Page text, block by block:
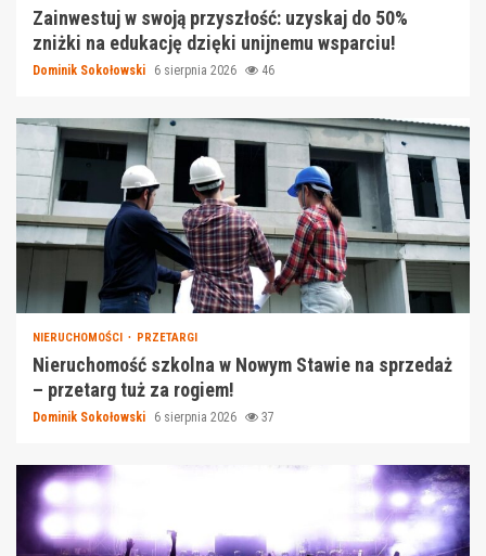
Zainwestuj w swoją przyszłość: uzyskaj do 50%
zniżki na edukację dzięki unijnemu wsparciu!
Dominik Sokołowski 6 sierpnia 2026 46
NIERUCHOMOŚCI PRZETARGI
Nieruchomość szkolna w Nowym Stawie na sprzedaż
– przetarg tuż za rogiem!
Dominik Sokołowski 6 sierpnia 2026 37